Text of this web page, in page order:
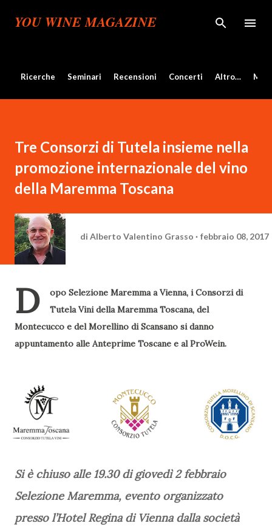
Passa ai contenuti principali
YOU WINE MAGAZINE
Ricerche Seminari Recensioni Concerti Altro…
Tre Consorzi di Tutela insieme nella
promozione internazionale del vino
della Maremma Toscana
di Alberto Valentino Grasso febbraio 08, 2017
D
opo Selezione Maremma a Vienna, i Consorzi di
Tutela Vini della Maremma Toscana, del
Montecucco e del Morellino di Scansano si danno
appuntamento alle Anteprime Toscane e al ProWein.
Si è chiuso alle 19.30 di giovedì 2 febbraio
Selezione Maremma, evento organizzato
presso l’Hotel Regina di Vienna dalla società